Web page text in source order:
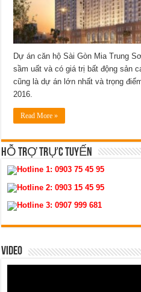
Dự án căn hộ Sài Gòn Mia Trung
sầm uất và có giá trị bất động sản
cũng là dự án lớn nhất và trọng
2016.
Read More »
HỖ TRỢ TRỰC TUYẾN
Hotline 1:0903 75 45 95
Hotline 2:0903 15 45 95
Hotline 3:0907 999 681
VIDEO